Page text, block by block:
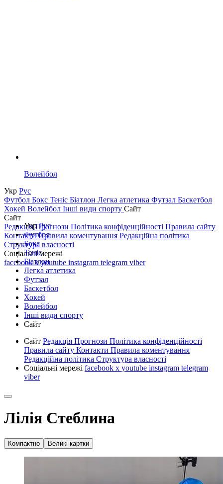
Волейбол
Укр Рус
Футбол Бокс Теніс Біатлон Легка атлетика Футзал Баскетбол
Хокей Волейбол Інші види спорту Сайт
Сайт
РедакціяПрогнози Політика конфіденційності Правила сайту
КонтактиПравила коментування Редакційна політика
Структура власності
Соціальні мережі
facebookxyoutube instagram telegram viber
УкрРус
Футбол
Бокс
Теніс
Біатлон
Легка атлетика
Футзал
Баскетбол
Хокей
Волейбол
Інші види спорту
Сайт
Сайт Редакція Прогнози Політика конфіденційності
Правила сайту Контакти Правила коментування
Редакційна політика Структура власності
Соціальні мережі facebook x youtube instagram telegram
viber
Лілія Стеблина
Компактно Великі картки